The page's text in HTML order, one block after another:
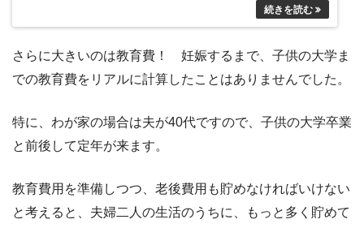
さらに大きいのは教育費！ 妊娠するまで、子供の大学ま
での教育費をリアルに計算したことはありませんでした。
特に、わが家の場合は夫が40代ですので、子供の大学卒業
と前後して定年が来ます。
教育費用を準備しつつ、老後費用も貯めなければいけない
と考えると、夫婦二人の生活のうちに、もっと多く貯めて